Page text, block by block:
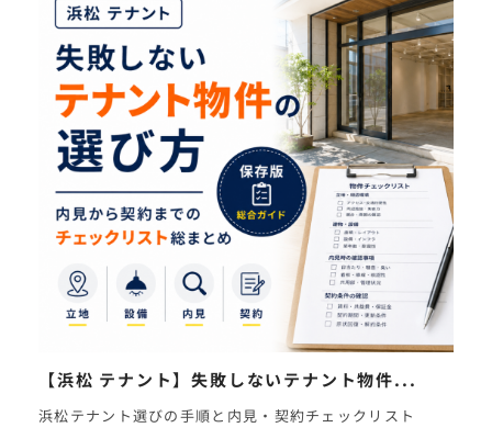
【浜松 テナント】失敗しないテナント物件...
浜松テナント選びの手順と内見・契約チェックリスト